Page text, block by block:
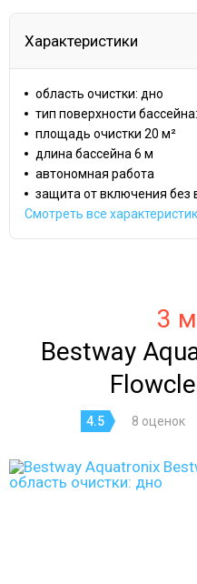
Характеристики
область очистки: дно
тип поверхности
площадь очистки 20 м²
длина бассейна 6 м
автономная работа
защита от включения без
Смотреть все
3
Bestway
4.5 8 оценок